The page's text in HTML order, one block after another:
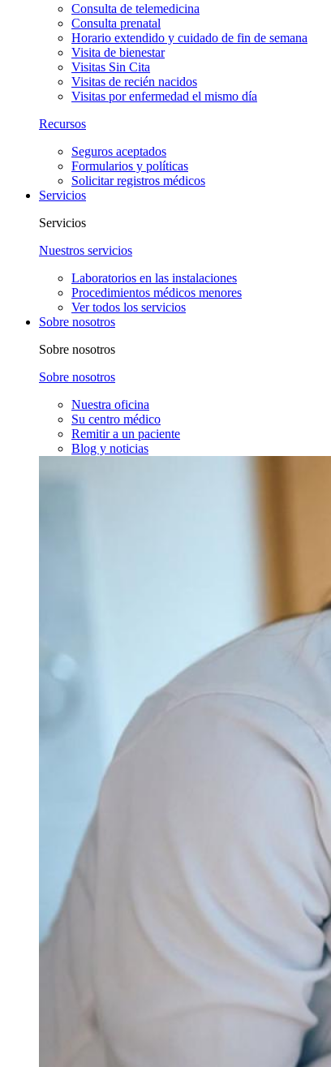
Consulta de telemedicina
Consulta prenatal
Horario extendido y cuidado de fin de semana
Visita de bienestar
Visitas Sin Cita
Visitas de recién nacidos
Visitas por enfermedad el mismo día
Recursos
Seguros aceptados
Formularios y políticas
Solicitar registros médicos
Servicios
Servicios
Nuestros servicios
Laboratorios en las instalaciones
Procedimientos médicos menores
Ver todos los servicios
Sobre nosotros
Sobre nosotros
Sobre nosotros
Nuestra oficina
Su centro médico
Remitir a un paciente
Blog y noticias